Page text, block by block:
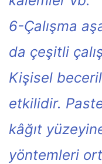
6-Çalışma
da çeşitli
Kişisel
etkilidir.
kâğıt
yöntemleri